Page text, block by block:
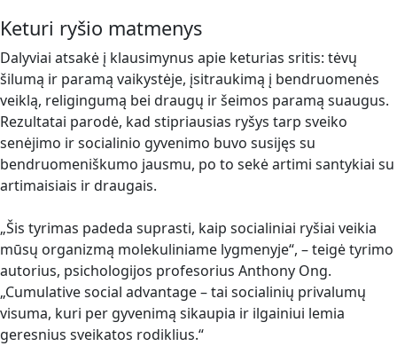
Keturi ryšio matmenys
Dalyviai atsakė į klausimynus apie keturias sritis: tėvų
šilumą ir paramą vaikystėje, įsitraukimą į bendruomenės
veiklą, religingumą bei draugų ir šeimos paramą suaugus.
Rezultatai parodė, kad stipriausias ryšys tarp sveiko
senėjimo ir socialinio gyvenimo buvo susijęs su
bendruomeniškumo jausmu, po to sekė artimi santykiai su
artimaisiais ir draugais.
„Šis tyrimas padeda suprasti, kaip socialiniai ryšiai veikia
mūsų organizmą molekuliniame lygmenyje“, – teigė tyrimo
autorius, psichologijos profesorius Anthony Ong.
„Cumulative social advantage – tai socialinių privalumų
visuma, kuri per gyvenimą sikaupia ir ilgainiui lemia
geresnius sveikatos rodiklius.“